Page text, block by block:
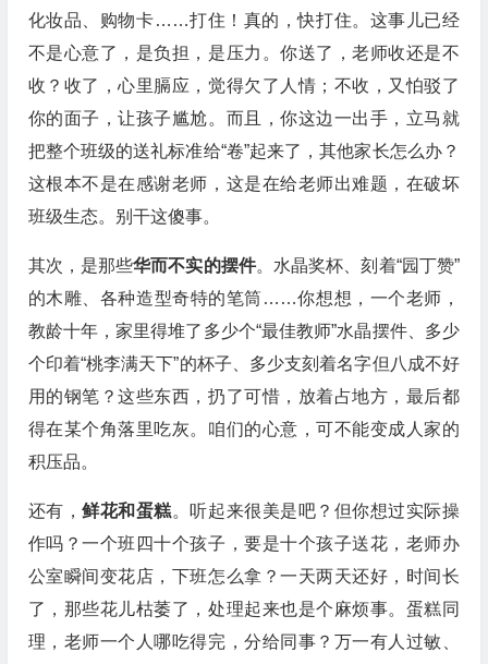
化妆品、购物卡……打住！真的，快打住。这事儿已经
不是心意了，是负担，是压力。你送了，老师收还是不
收？收了，心里膈应，觉得欠了人情；不收，又怕驳了
你的面子，让孩子尴尬。而且，你这边一出手，立马就
把整个班级的送礼标准给“卷”起来了，其他家长怎么办？
这根本不是在感谢老师，这是在给老师出难题，在破坏
班级生态。别干这傻事。
其次，是那些华而不实的摆件。水晶奖杯、刻着“园丁赞”
的木雕、各种造型奇特的笔筒……你想想，一个老师，
教龄十年，家里得堆了多少个“最佳教师”水晶摆件、多少
个印着“桃李满天下”的杯子、多少支刻着名字但八成不好
用的钢笔？这些东西，扔了可惜，放着占地方，最后都
得在某个角落里吃灰。咱们的心意，可不能变成人家的
积压品。
还有，鲜花和蛋糕。听起来很美是吧？但你想过实际操
作吗？一个班四十个孩子，要是十个孩子送花，老师办
公室瞬间变花店，下班怎么拿？一天两天还好，时间长
了，那些花儿枯萎了，处理起来也是个麻烦事。蛋糕同
理，老师一个人哪吃得完，分给同事？万一有人过敏、